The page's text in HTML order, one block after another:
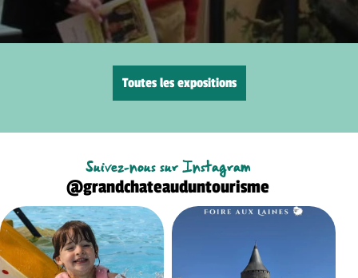
Toutes les expositions
Suivez-nous sur Instagram
@grandchateauduntourisme